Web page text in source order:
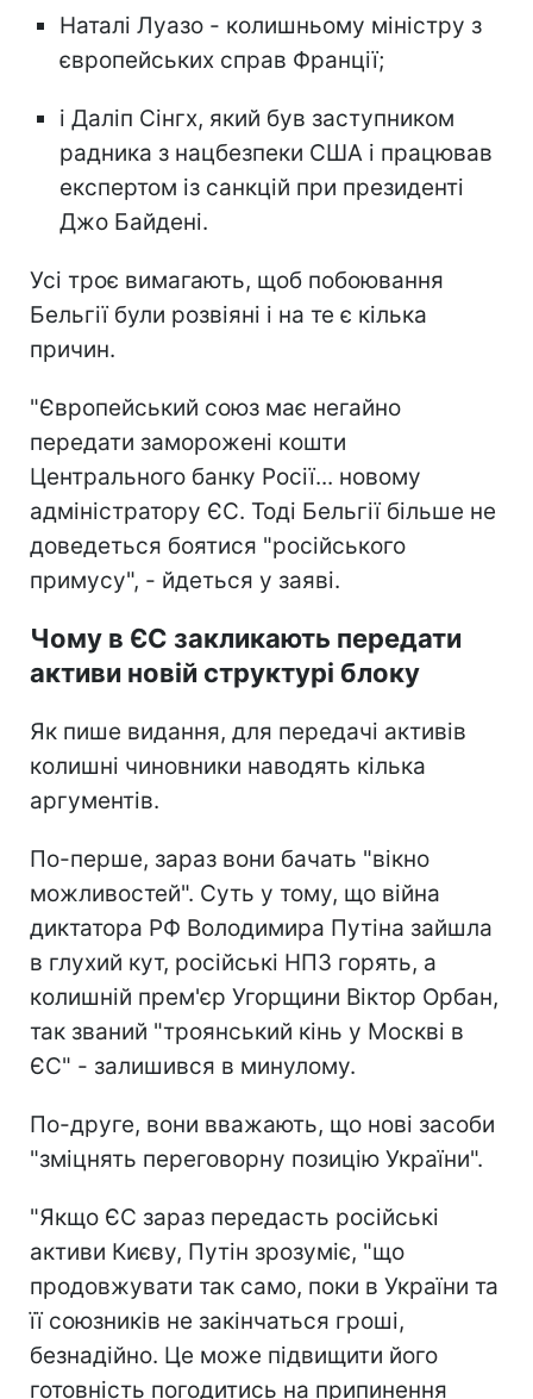
Наталі Луазо - колишньому міністру з
європейських справ Франції;
і Даліп Сінгх, який був заступником
радника з нацбезпеки США і працював
експертом із санкцій при президенті
Джо Байдені.
Усі троє вимагають, щоб побоювання
Бельгії були розвіяні і на те є кілька
причин.
"Європейський союз має негайно
передати заморожені кошти
Центрального банку Росії... новому
адміністратору ЄС. Тоді Бельгії більше не
доведеться боятися "російського
примусу", - йдеться у заяві.
Чому в ЄС закликають передати
активи новій структурі блоку
Як пише видання, для передачі активів
колишні чиновники наводять кілька
аргументів.
По-перше, зараз вони бачать "вікно
можливостей". Суть у тому, що війна
диктатора РФ Володимира Путіна зайшла
в глухий кут, російські НПЗ горять, а
колишній прем'єр Угорщини Віктор Орбан,
так званий "троянський кінь у Москві в
ЄС" - залишився в минулому.
По-друге, вони вважають, що нові засоби
"зміцнять переговорну позицію України".
"Якщо ЄС зараз передасть російські
активи Києву, Путін зрозуміє, "що
продовжувати так само, поки в України та
її союзників не закінчаться гроші,
безнадійно. Це може підвищити його
готовність погодитись на припинення